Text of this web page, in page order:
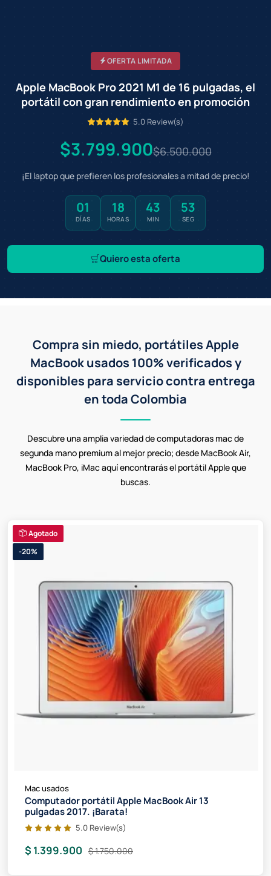
OFERTA LIMITADA
Apple MacBook Pro 2021 M1 de 16 pulgadas, el
portátil con gran rendimiento en promoción
5.0 Review(s)
$3.799.900$6.500.000
¡El laptop que prefieren los profesionales a mitad de precio!
01
DÍAS
18
HORAS
43
MIN
51
SEG
Quiero esta oferta
Compra sin miedo, portátiles Apple
MacBook usados 100% verificados y
disponibles para servicio contra entrega
en toda Colombia
Descubre una amplia variedad de computadoras mac de
segunda mano premium al mejor precio; desde MacBook Air,
MacBook Pro, iMac aquí encontrarás el portátil Apple que
buscas.
Agotado
-20%
Mac usados
Computador portátil Apple MacBook Air 13
pulgadas 2017. ¡Barata!
5.0 Review(s)
$ 1.399.900 $ 1.750.000